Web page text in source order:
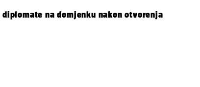
na domjenku nakon otvorenja